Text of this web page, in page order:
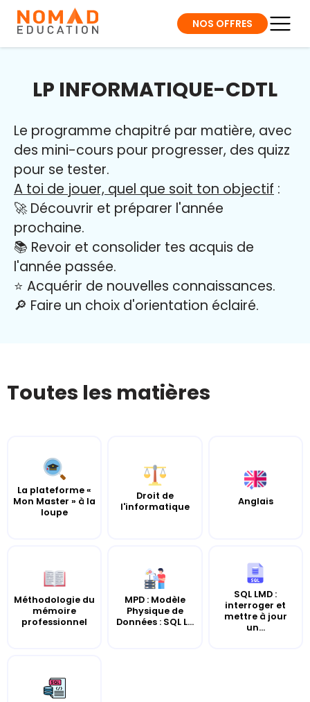
NOS OFFRES
LP INFORMATIQUE-CDTL
Le programme chapitré par matière, avec
des mini-cours pour progresser, des quizz
pour se tester.
A toi de jouer, quel que soit ton objectif :
🚀 Découvrir et préparer l'année
prochaine.
📚 Revoir et consolider tes acquis de
l'année passée.
⭐️ Acquérir de nouvelles connaissances.
🔎 Faire un choix d'orientation éclairé.
Toutes les matières
La plateforme «
Mon Master » à la
loupe
Droit de
l'informatique
Anglais
Méthodologie du
mémoire
professionnel
MPD : Modèle
Physique de
Données : SQL L...
SQL LMD :
interroger et
mettre à jour
un...